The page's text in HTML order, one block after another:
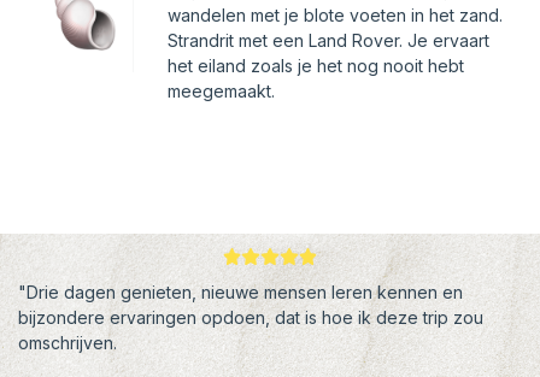
wandelen met je blote voeten in het zand.
Strandrit met een Land Rover. Je ervaart
het eiland zoals je het nog nooit hebt
meegemaakt.
"Drie dagen genieten, nieuwe mensen leren kennen en
bijzondere ervaringen opdoen, dat is hoe ik deze trip zou
omschrijven.